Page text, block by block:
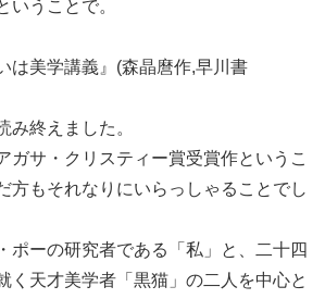
いうことで。
は美学講義』(森晶麿作,早川書
み終えました。
ガサ・クリスティー賞受賞作というこ
方もそれなりにいらっしゃることでし
ポーの研究者である「私」と、二十四
く天才美学者「黒猫」の二人を中心と